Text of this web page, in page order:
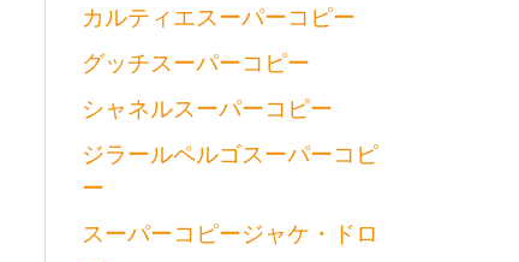
カルティエスーパーコピー
グッチスーパーコピー
シャネルスーパーコピー
ジラールペルゴスーパーコピ
ー
スーパーコピージャケ・ドロ